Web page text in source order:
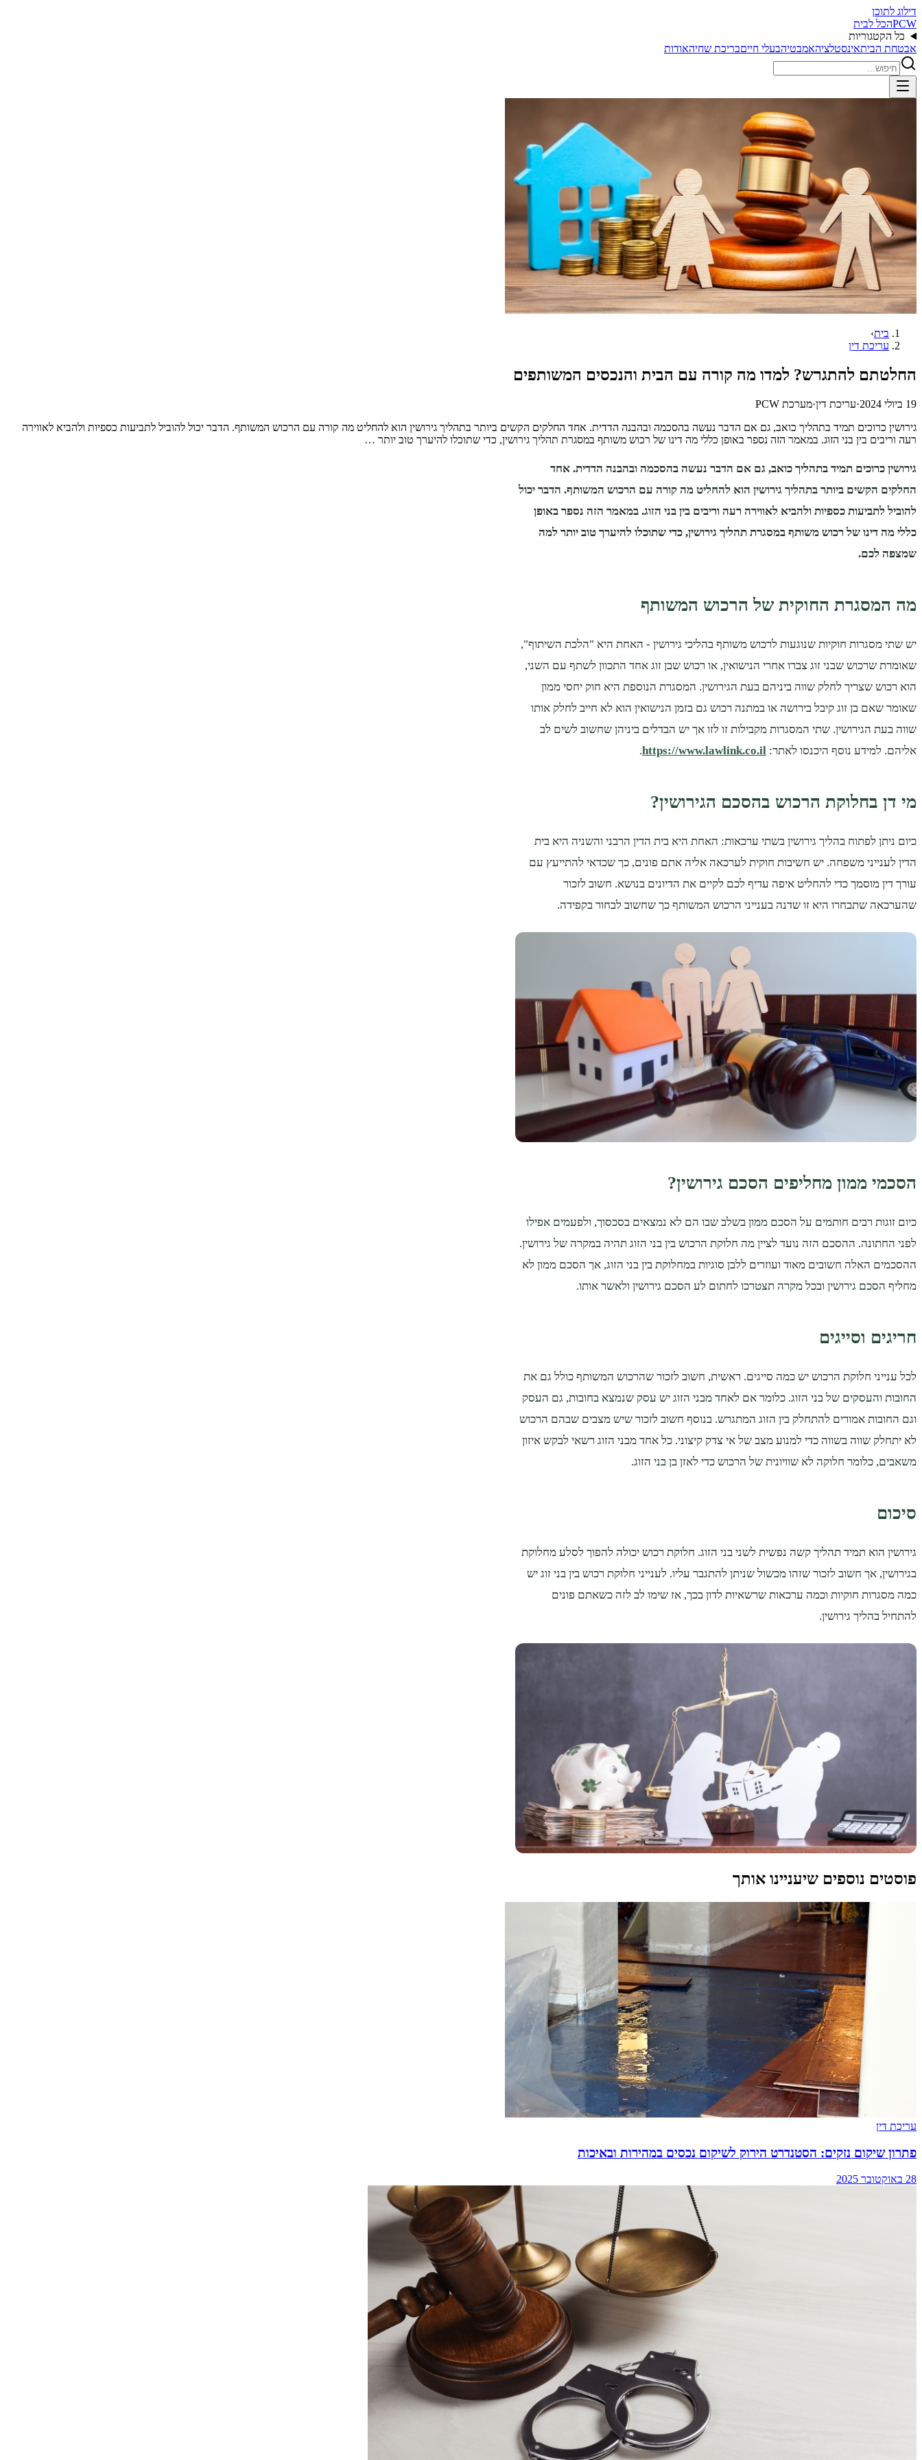
דילוג לתוכן
PCWהכל לבית
כל הקטגוריות
אבטחת הביתאינסטלציהאמבטיהבעלי חייםבריכת שחיהאודות
בית›
עריכת דין
החלטתם להתגרש? למדו מה קורה עם הבית והנכסים המשותפים
19 ביולי 2024 ·עריכת דין·מערכת PCW
גירושין כרוכים תמיד בתהליך כואב, גם אם הדבר נעשה בהסכמה ובהבנה הדדית. אחד החלקים הקשים ביותר בתהליך גירושין הוא להחליט מה קורה עם הרכוש המשותף. הדבר יכול להוביל לתביעות כספיות ולהביא לאווירה
רעה וריבים בין בני הזוג. במאמר הזה נספר באופן כללי מה דינו של רכוש משותף במסגרת תהליך גירושין, כדי שתוכלו להיערך טוב יותר …
גירושין כרוכים תמיד בתהליך כואב, גם אם הדבר נעשה בהסכמה ובהבנה הדדית. אחד
החלקים הקשים ביותר בתהליך גירושין הוא להחליט מה קורה עם הרכוש המשותף. הדבר יכול
להוביל לתביעות כספיות ולהביא לאווירה רעה וריבים בין בני הזוג. במאמר הזה נספר באופן
כללי מה דינו של רכוש משותף במסגרת תהליך גירושין, כדי שתוכלו להיערך טוב יותר למה
שמצפה לכם.
מה המסגרת החוקית של הרכוש המשותף
יש שתי מסגרות חוקיות שנוגעות לרכוש משותף בהליכי גירושין - האחת היא "הלכת השיתוף",
שאומרת שרכוש שבני זוג צברו אחרי הנישואין, או רכוש שבן זוג אחד התכוון לשתף עם השני,
הוא רכוש שצריך לחלק שווה ביניהם בעת הגירושין. המסגרת הנוספת היא חוק יחסי ממון
שאומר שאם בן זוג קיבל בירושה או במתנה רכוש גם בזמן הנישואין הוא לא חייב לחלק אותו
שווה בעת הגירושין. שתי המסגרות מקבילות זו לזו אך יש הבדלים ביניהן שחשוב לשים לב
אליהם. למידע נוסף היכנסו לאתר: https://www.lawlink.co.il
.
מי דן בחלוקת הרכוש בהסכם הגירושין?
כיום ניתן לפתוח בהליך גירושין בשתי ערכאות: האחת היא בית הדין הרבני והשניה היא בית
הדין לענייני משפחה. יש חשיבות חוקית לערכאה אליה אתם פונים, כך שכדאי להתייעץ עם
עורך דין מוסמך כדי להחליט איפה עדיף לכם לקיים את הדיונים בנושא. חשוב לזכור
שהערכאה שתבחרו היא זו שדנה בענייני הרכוש המשותף כך שחשוב לבחור בקפידה.
הסכמי ממון מחליפים הסכם גירושין?
כיום זוגות רבים חותמים על הסכם ממון בשלב שבו הם לא נמצאים בסכסוך, ולפעמים אפילו
לפני החתונה. ההסכם הזה נועד לציין מה חלוקת הרכוש בין בני הזוג תהיה במקרה של גירושין.
ההסכמים האלה חשובים מאוד ועוזרים ללבן סוגיות במחלוקת בין בני הזוג, אך הסכם ממון לא
מחליף הסכם גירושין ובכל מקרה תצטרכו לחתום לע הסכם גירושין ולאשר אותו.
חריגים וסייגים
לכל ענייני חלוקת הרכוש יש כמה סייגים. ראשית, חשוב לזכור שהרכוש המשותף כולל גם את
החובות והעסקים של בני הזוג. כלומר אם לאחד מבני הזוג יש עסק שנמצא בחובות, גם העסק
וגם החובות אמורים להתחלק בין הזוג המתגרש. בנוסף חשוב לזכור שיש מצבים שבהם הרכוש
לא יתחלק שווה בשווה כדי למנוע מצב של אי צדק קיצוני. כל אחד מבני הזוג רשאי לבקש איזון
משאבים, כלומר חלוקה לא שוויונית של הרכוש כדי לאזן בן בני הזוג.
סיכום
גירושין הוא תמיד תהליך קשה נפשית לשני בני הזוג. חלוקת רכוש יכולה להפוך לסלע מחלוקת
בגירושין, אך חשוב לזכור שזהו מכשול שניתן להתגבר עליו. לענייני חלוקת רכוש בין בני זוג יש
כמה מסגרות חוקיות וכמה ערכאות שרשאיות לדון בכך, אז שימו לב לזה כשאתם פונים
להתחיל בהליך גירושין.
פוסטים נוספים שיעניינו אותך
עריכת דין
פתרון שיקום נזקים: הסטנדרט הירוק לשיקום נכסים במהירות ובאיכות
28 באוקטובר 2025